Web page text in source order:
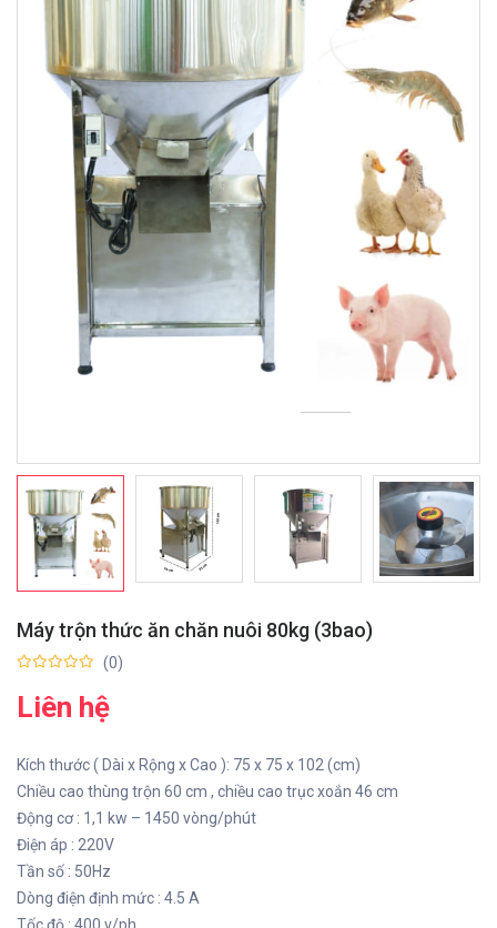
Máy trộn thức ăn chăn nuôi 80kg (3bao)
(0)
Liên hệ
Kích thước ( Dài x Rộng x Cao ): 75 x 75 x 102 (cm)
Chiều cao thùng trộn 60 cm , chiều cao trục xoắn 46 cm
Động cơ : 1,1 kw – 1450 vòng/phút
Điện áp : 220V
Tần số : 50Hz
Dòng điện định mức : 4.5 A
Tốc độ : 400 v/ph